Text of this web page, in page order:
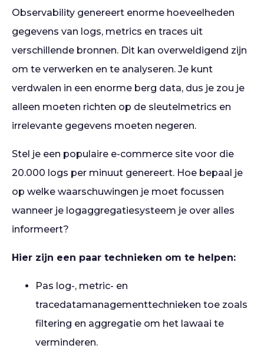
Observability genereert enorme hoeveelheden
gegevens van logs, metrics en traces uit
verschillende bronnen. Dit kan overweldigend zijn
om te verwerken en te analyseren. Je kunt
verdwalen in een enorme berg data, dus je zou je
alleen moeten richten op de sleutelmetrics en
irrelevante gegevens moeten negeren.
Stel je een populaire e-commerce site voor die
20.000 logs per minuut genereert. Hoe bepaal je
op welke waarschuwingen je moet focussen
wanneer je logaggregatiesysteem je over alles
informeert?
Hier zijn een paar technieken om te helpen:
Pas log-, metric- en
tracedatamanagementtechnieken toe zoals
filtering en aggregatie om het lawaai te
verminderen.